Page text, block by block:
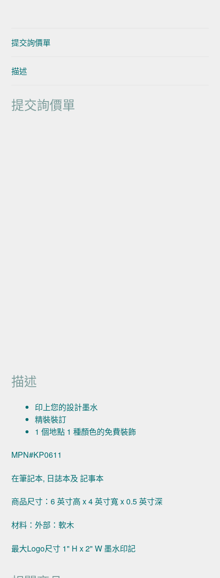
提交詢價單
描述
提交詢價單
描述
印上您的設計墨水
精裝裝訂
1 個地點 1 種顏色的免費裝飾
MPN#KP0611
在筆記本, 日誌本及 記事本
商品尺寸：6 英寸高 x 4 英寸寬 x 0.5 英寸深
材料：外部：軟木
最大Logo尺寸 1" H x 2" W 墨水印記